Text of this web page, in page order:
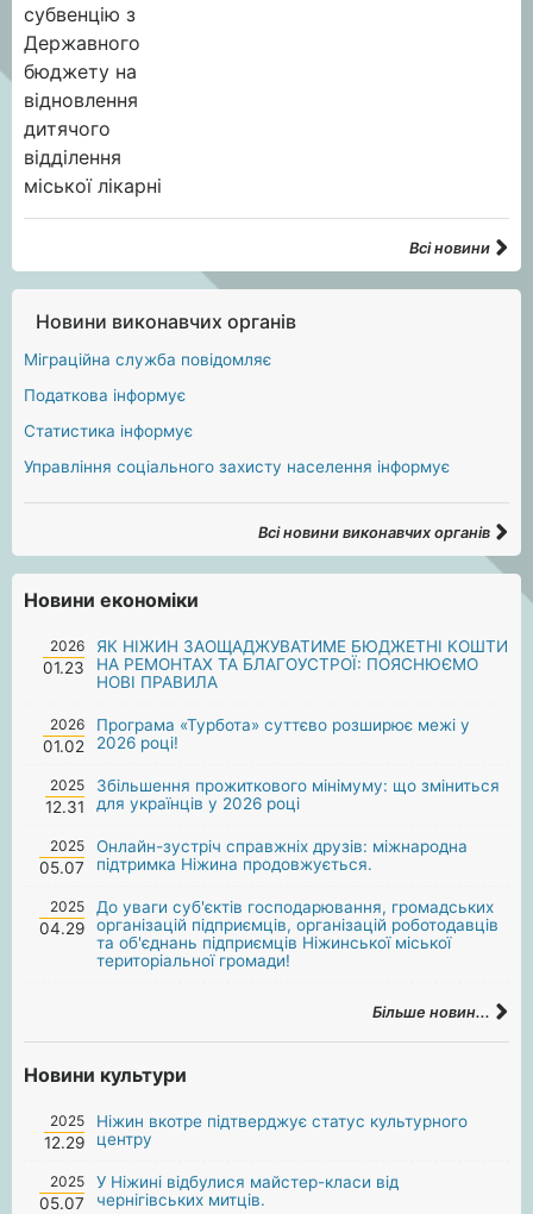
Всі новини
Новини виконавчих органів
Міграційна служба повідомляє
Податкова інформує
Статистика інформує
Управління соціального захисту населення інформує
Всі новини виконавчих органів
Новини економіки
2026
01.23
ЯК НІЖИН ЗАОЩАДЖУВАТИМЕ БЮДЖЕТНІ КОШТИ
НА РЕМОНТАХ ТА БЛАГОУСТРОЇ: ПОЯСНЮЄМО
НОВІ ПРАВИЛА
2026
01.02
Програма «Турбота» суттєво розширює межі у
2026 році!
2025
12.31
Збільшення прожиткового мінімуму: що зміниться
для українців у 2026 році
2025
05.07
Онлайн-зустріч справжніх друзів: міжнародна
підтримка Ніжина продовжується.
2025
04.29
До уваги суб'єктів господарювання, громадських
організацій підприємців, організацій роботодавців
та об'єднань підприємців Ніжинської міської
територіальної громади!
Більше новин...
Новини культури
2025
12.29
Ніжин вкотре підтверджує статус культурного
центру
2025
05.07
У Ніжині відбулися майстер-класи від
чернігівських митців.